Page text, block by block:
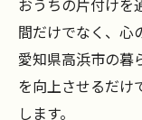
おうちの片付けを
間だけでなく、心
愛知県高浜市の暮
を向上させるだけ
します。